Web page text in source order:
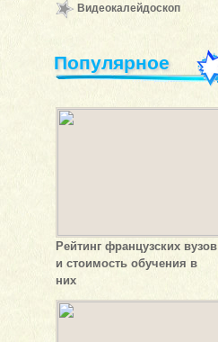
Видеокалейдоскоп
Популярное
Рейтинг французских вузов
и стоимость обучения в
них